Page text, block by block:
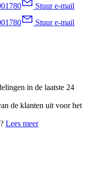
Stuur e-mail
Stuur e-mail
in de laatste 24
de klanten uit voor het
Lees meer